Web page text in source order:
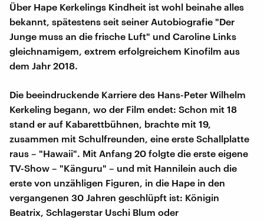
Über Hape Kerkelings Kindheit ist wohl beinahe alles
bekannt, spätestens seit seiner Autobiografie "Der
Junge muss an die frische Luft" und Caroline Links
gleichnamigem, extrem erfolgreichem Kinofilm aus
dem Jahr 2018.
Die beeindruckende Karriere des Hans-Peter Wilhelm
Kerkeling begann, wo der Film endet: Schon mit 18
stand er auf Kabarettbühnen, brachte mit 19,
zusammen mit Schulfreunden, eine erste Schallplatte
raus – "Hawaii". Mit Anfang 20 folgte die erste eigene
TV-Show – "Känguru" – und mit Hannilein auch die
erste von unzähligen Figuren, in die Hape in den
vergangenen 30 Jahren geschlüpft ist: Königin
Beatrix, Schlagerstar Uschi Blum oder